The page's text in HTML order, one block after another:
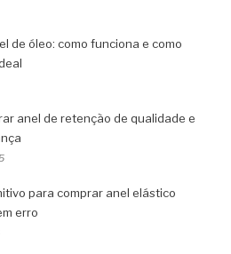
de óleo: como funciona e como
anel de retenção de qualidade e
para comprar anel elástico
erro